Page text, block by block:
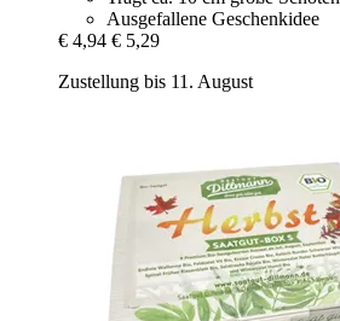
Ausgefallene Geschenkidee
€ 4,94 € 5,29
Zustellung bis 11. August